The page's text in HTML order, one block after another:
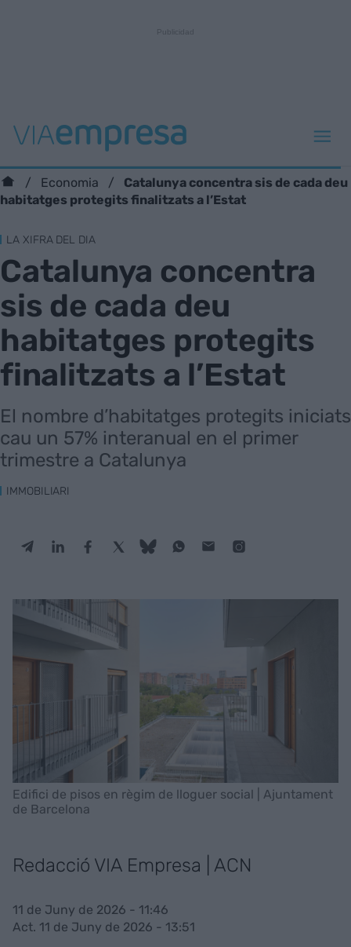
Economia
Catalunya concentra sis de cada deu
habitatges protegits finalitzats a l’Estat
LA XIFRA DEL DIA
Catalunya concentra
sis de cada deu
habitatges protegits
finalitzats a l’Estat
El nombre d’habitatges protegits iniciats
cau un 57% interanual en el primer
trimestre a Catalunya
IMMOBILIARI
Edifici de pisos en règim de lloguer social | Ajuntament
de Barcelona
Redacció VIA Empresa | ACN
11 de Juny de 2026 - 11:46
Act. 11 de Juny de 2026 - 13:51